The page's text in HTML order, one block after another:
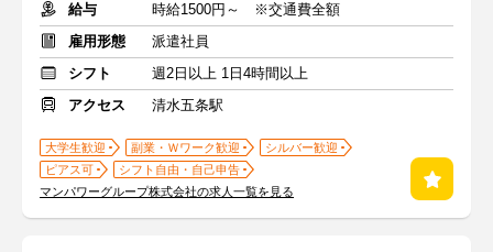
給与
時給1500円～ ※交通費全額
雇用形態
派遣社員
シフト
週2日以上 1日4時間以上
アクセス
清水五条駅
大学生歓迎 副業・Ｗワーク歓迎
シルバー歓迎
ピアス可
シフト自由・自己申告
マンパワーグループ株式会社の求人一覧を見る